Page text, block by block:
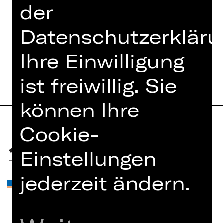
TEAM
der
Ihre Einwilligung
ist freiwillig. Sie
können Ihre
Cookie-
Einstellungen
jederzeit ändern.